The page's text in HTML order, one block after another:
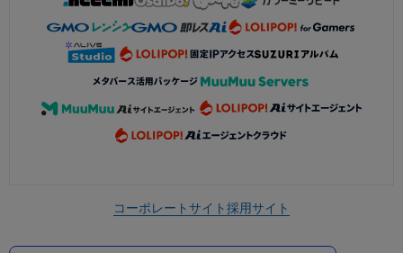
コーポレートサイト採用サイト